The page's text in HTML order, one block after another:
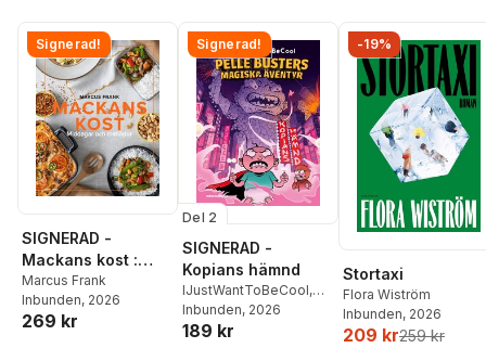
Signerad!
SIGNERAD -
Mackans kost :
Middagar och
matlådor
Marcus Frank
Inbunden, 2026
269 kr
Signerad!
Del 2
SIGNERAD -
Kopians hämnd
IJustWantToBeCool,
Joel Adolphson
Ejdemo Beer
Inbunden, 2026
189 kr
-19%
Stortaxi
Flora Wiström
Inbunden, 2026
209 kr259 kr